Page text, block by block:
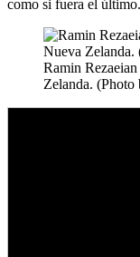
como si fuera el último.
Ramin
Zelanda.